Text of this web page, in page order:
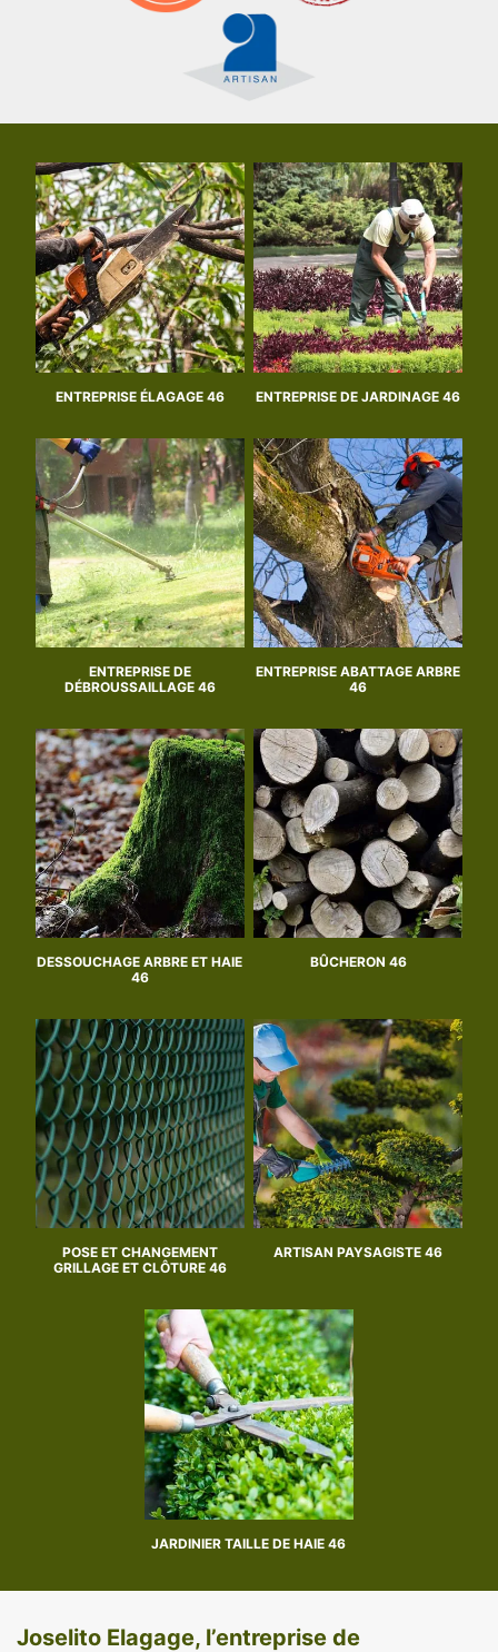
ENTREPRISE ÉLAGAGE 46 ENTREPRISE DE JARDINAGE 46
ENTREPRISE DE
DÉBROUSSAILLAGE 46
ENTREPRISE ABATTAGE ARBRE
46
DESSOUCHAGE ARBRE ET HAIE
46
BÛCHERON 46
POSE ET CHANGEMENT
GRILLAGE ET CLÔTURE 46
ARTISAN PAYSAGISTE 46
JARDINIER TAILLE DE HAIE 46
Joselito Elagage, l’entreprise de